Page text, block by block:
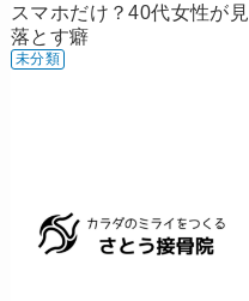
スマホだけ？40代女性が見
落とす癖
未分類